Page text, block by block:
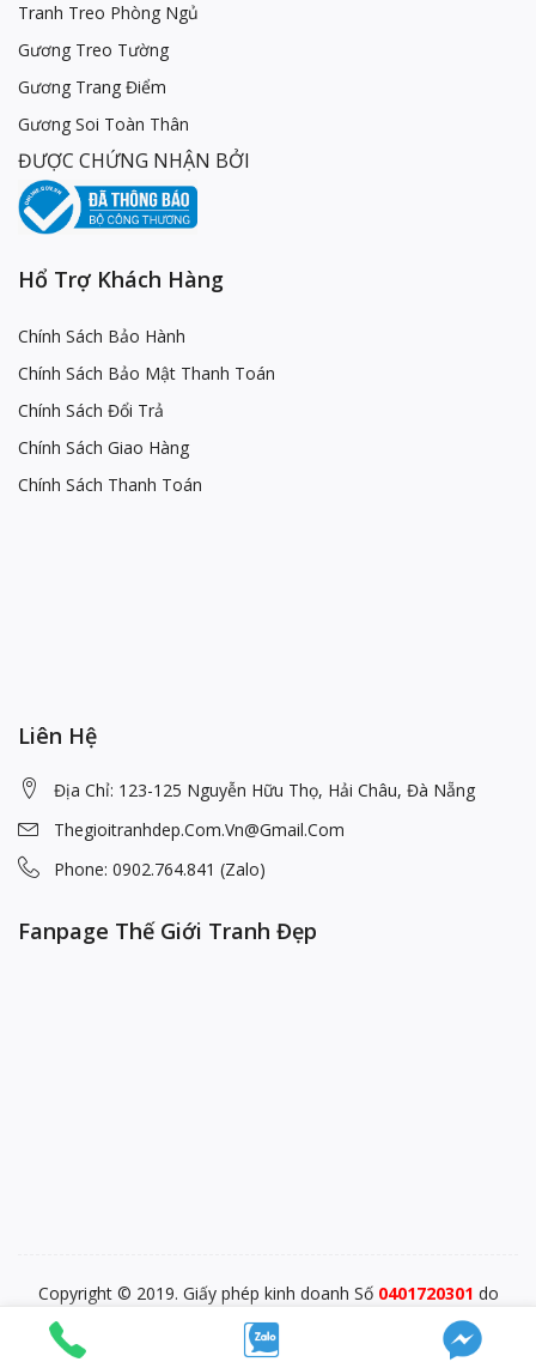
Tranh Treo Phòng Ngủ
Gương Treo Tường
Gương Trang Điểm
Gương Soi Toàn Thân
ĐƯỢC CHỨNG NHẬN BỞI
Hổ Trợ Khách Hàng
Chính Sách Bảo Hành
Chính Sách Bảo Mật Thanh Toán
Chính Sách Đổi Trả
Chính Sách Giao Hàng
Chính Sách Thanh Toán
Liên Hệ
Địa Chỉ: 123-125 Nguyễn Hữu Thọ, Hải Châu, Đà Nẵng
Thegioitranhdep.com.vn@gmail.com
Phone: 0902.764.841 (Zalo)
Fanpage Thế Giới Tranh Đẹp
Copyright © 2019. Giấy phép kinh doanh Số 0401720301 do
PĐKKD Sở KHĐT TP. Đà Nẵng cấp ngày 28/12/2015